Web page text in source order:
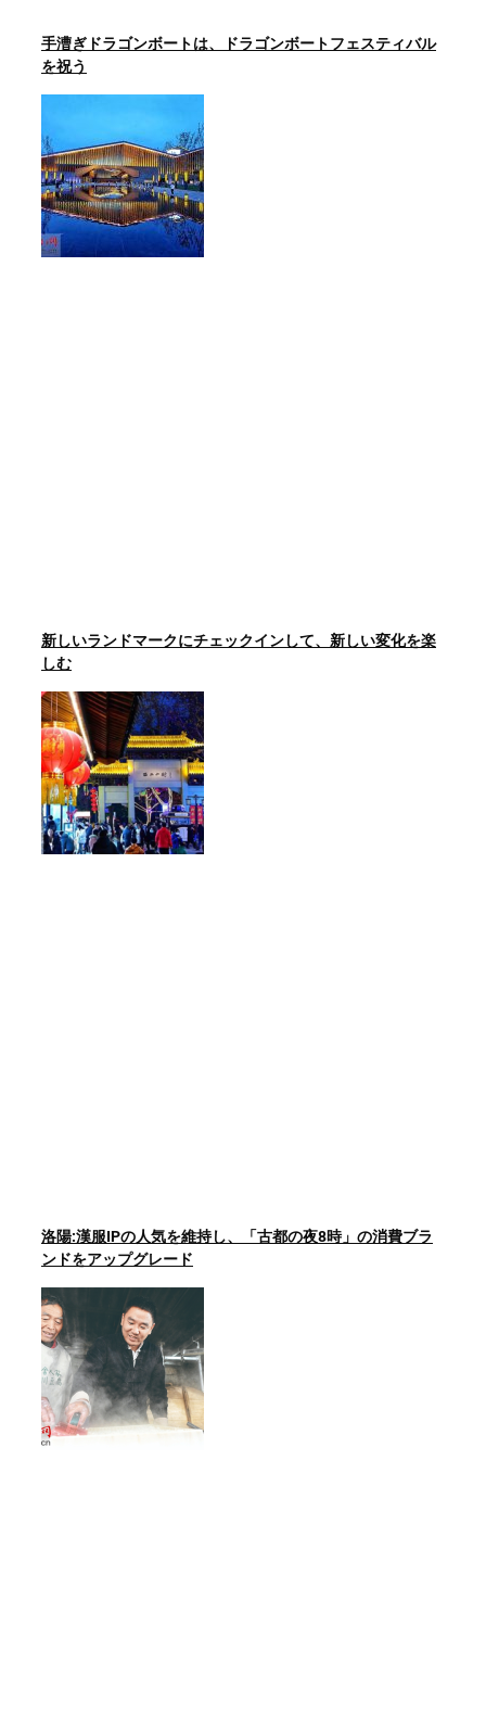
手漕ぎドラゴンボートは、ドラゴンボートフェスティバル
を祝う
新しいランドマークにチェックインして、新しい変化を楽
しむ
洛陽:漢服IPの人気を維持し、「古都の夜8時」の消費ブラ
ンドをアップグレード